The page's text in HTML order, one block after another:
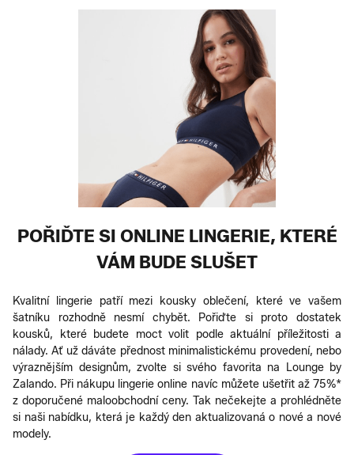
POŘIĎTE SI ONLINE LINGERIE, KTERÉ
VÁM BUDE SLUŠET
Kvalitní lingerie patří mezi kousky oblečení, které ve vašem
šatníku rozhodně nesmí chybět. Pořiďte si proto dostatek
kousků, které budete moct volit podle aktuální příležitosti a
nálady. Ať už dáváte přednost minimalistickému provedení, nebo
výraznějším designům, zvolte si svého favorita na Lounge by
Zalando. Při nákupu lingerie online navíc můžete ušetřit až 75%*
z doporučené maloobchodní ceny. Tak nečekejte a prohlédněte
si naši nabídku, která je každý den aktualizovaná o nové a nové
modely.